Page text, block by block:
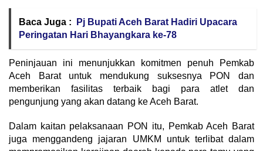
Baca Juga :
Pj Bupati Aceh Barat Hadiri Upacara
Peringatan Hari Bhayangkara ke-78
Peninjauan ini menunjukkan komitmen penuh Pemkab
Aceh Barat untuk mendukung suksesnya PON dan
memberikan fasilitas terbaik bagi para atlet dan
pengunjung yang akan datang ke Aceh Barat.
Dalam kaitan pelaksanaan PON itu, Pemkab Aceh Barat
juga menggandeng jajaran UMKM untuk terlibat dalam